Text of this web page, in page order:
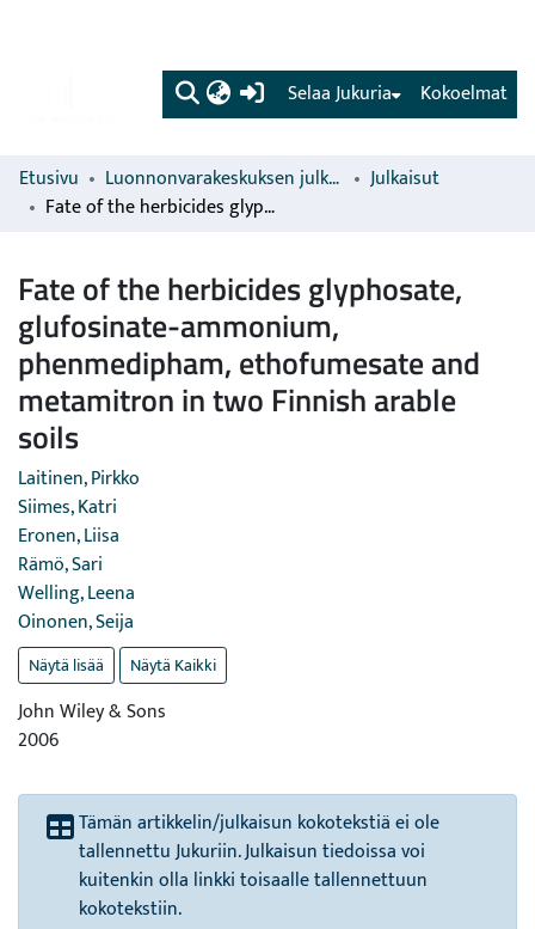
(current) Kokoelmat
Selaa Jukuria
Etusivu Luonnonvarakeskuksen julkaisut
Julkaisut
Fate of the herbicides glyphosate, glufosinate-ammonium, phenmedipham, ethofumesate and metamitron in two Finnish arable soils
Fate of the herbicides glyphosate,
glufosinate-ammonium,
phenmedipham, ethofumesate and
metamitron in two Finnish arable
soils
Laitinen, Pirkko
Siimes, Katri
Eronen, Liisa
Rämö, Sari
Welling, Leena
Oinonen, Seija
Näytä lisää Näytä Kaikki
John Wiley & Sons
2006
Tämän artikkelin/julkaisun kokotekstiä ei ole
tallennettu Jukuriin. Julkaisun tiedoissa voi
kuitenkin olla linkki toisaalle tallennettuun
kokotekstiin.